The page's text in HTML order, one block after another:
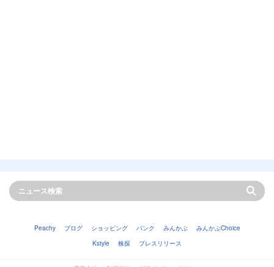
Peachy ブログ ショッピング バンク みんかぶ
みんかぶChoice
Kstyle
株探 プレスリリース